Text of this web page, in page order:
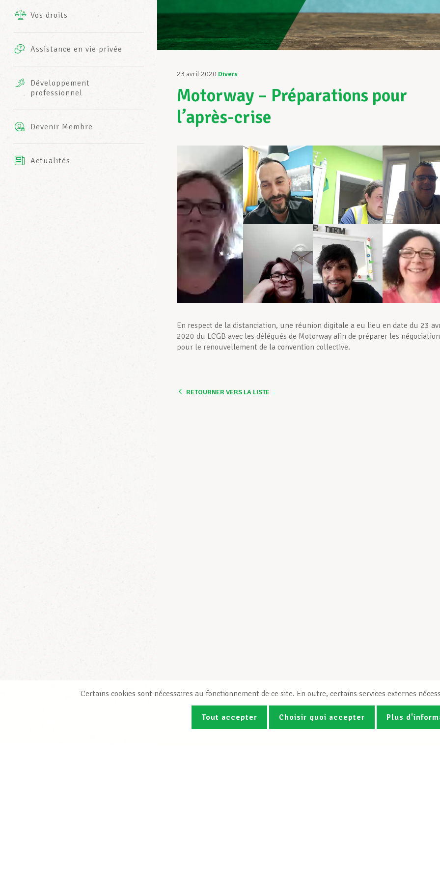
INFO-CENTER
Vos droits
Assistance en vie privée
complémentaires
AXA
Développement
professionnel
Devenir Membre
Actualités
23 avril 2020 Divers
Motorway – Préparations pour
l’après-crise
En respect de la distanciation, une réunion digitale a eu lieu en date du 23
2020 du LCGB avec les délégués de Motorway afin de préparer les
pour le renouvellement de la convention collective.
RETOURNER VERS LA LISTE
Certains cookies sont nécessaires au fonctionnement de ce site. En outre, certains services externes
Tout accepter Choisir quoi accepter Plus